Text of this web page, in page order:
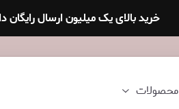
خرید بالای یک میلیون ارسال رایگان
محصولات